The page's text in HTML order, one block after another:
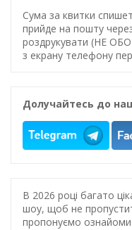
Сума за квитки
прийде на пошту
роздрукувати (НЕ
з екрану телефону
Долучайтесь до
В 2026 році багато
шоу, щоб не
пропонуємо